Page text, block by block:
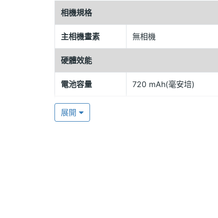
30首來電響鈴 (5首可下載)
藍色待機訊號顯示
充電通知
※本文為 SOGI 手機王版權所有，未經授權不得轉載使
相機規格
主相機畫素 無相機
硬體效能
電池容量 720 mAh(毫安培)
展開